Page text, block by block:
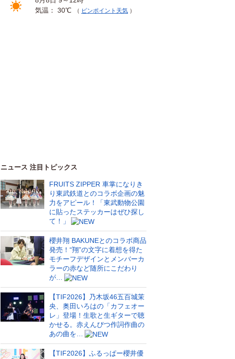
気温： 30℃
（ ピンポイント天気 ）
ニュース 注目トピックス
FRUITS ZIPPER 車掌になりき
り東武鉄道とのコラボ企画の魅
力をアピール！「東武動物公園
に貼ったステッカーはぜひ探し
て！」
櫻井翔 BAKUNEとのコラボ商品
発売！“翔”の文字に着想を得た
モチーフデザインとメンバーカ
ラーの赤など随所にこだわり
が…
【TIF2026】乃木坂46五百城茉
央、奥田いろはの「カフェオー
レ」登場！生歌と生ギターで聴
かせる。赤えんぴつ作詞作曲の
あの曲を…
【TIF2026】ふるっぱー櫻井優